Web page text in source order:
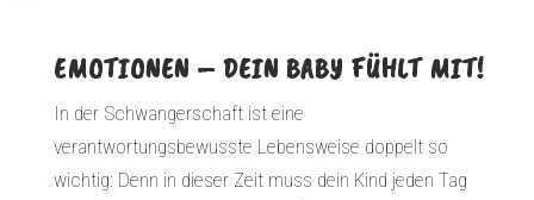
EMOTIONEN – DEIN BABY FÜHLT MIT!
In der Schwangerschaft ist eine
verantwortungsbewusste Lebensweise doppelt so
wichtig: Denn in dieser Zeit muss dein Kind jeden Tag